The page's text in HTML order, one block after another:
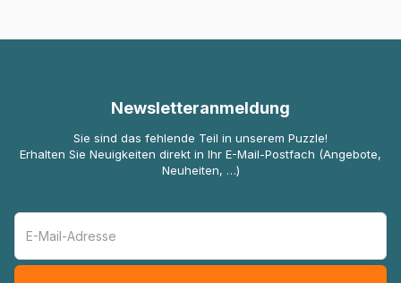
Newsletteranmeldung
Sie sind das fehlende Teil in unserem Puzzle!
Erhalten Sie Neuigkeiten direkt in Ihr E-Mail-Postfach (Angebote,
Neuheiten, …)